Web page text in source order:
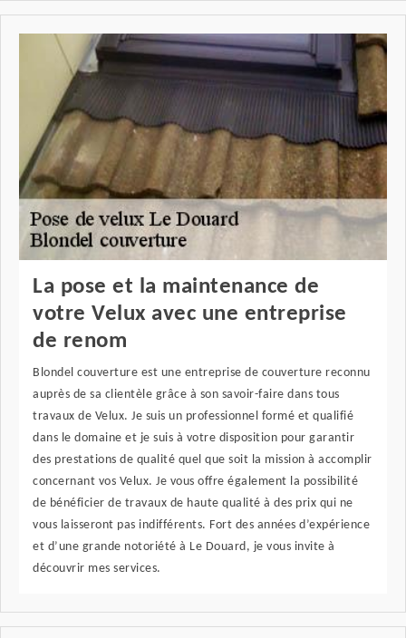
La pose et la maintenance de
votre Velux avec une entreprise
de renom
Blondel couverture est une entreprise de couverture reconnu
auprès de sa clientèle grâce à son savoir-faire dans tous
travaux de Velux. Je suis un professionnel formé et qualifié
dans le domaine et je suis à votre disposition pour garantir
des prestations de qualité quel que soit la mission à accomplir
concernant vos Velux. Je vous offre également la possibilité
de bénéficier de travaux de haute qualité à des prix qui ne
vous laisseront pas indifférents. Fort des années d’expérience
et d’une grande notoriété à Le Douard, je vous invite à
découvrir mes services.